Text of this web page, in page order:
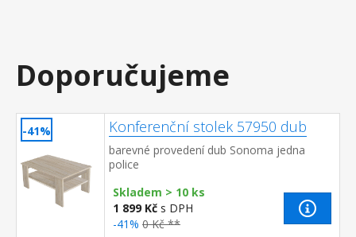
Doporučujeme
-41% Konferenční stolek 57950 dub
barevné provedení dub Sonoma jedna
police
Skladem > 10 ks
1 899 Kč s DPH
-41% 0 Kč **